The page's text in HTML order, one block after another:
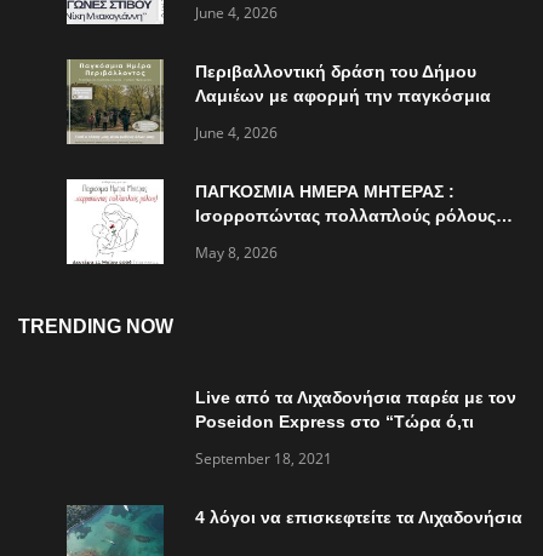
June 4, 2026
Περιβαλλοντική δράση του Δήμου
Λαμιέων με αφορμή την παγκόσμια
June 4, 2026
ΠΑΓΚΟΣΜΙΑ ΗΜΕΡΑ ΜΗΤΕΡΑΣ :
Ισορροπώντας πολλαπλούς ρόλους…
May 8, 2026
TRENDING NOW
Live από τα Λιχαδονήσια παρέα με τον
Poseidon Express στο “Τώρα ό,τι
September 18, 2021
4 λόγοι να επισκεφτείτε τα Λιχαδονήσια